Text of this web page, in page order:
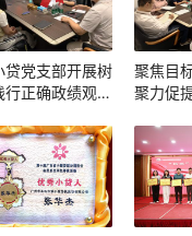
贷党支部开展树
行正确政绩观学
聚焦目
聚力促
职会